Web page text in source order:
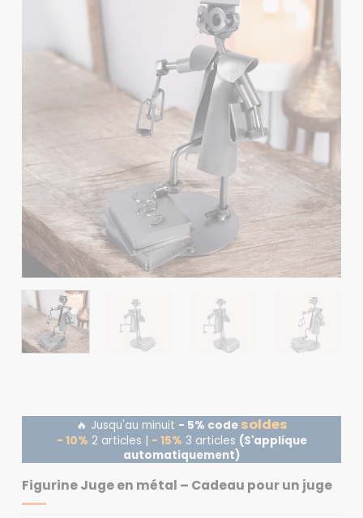
🔥 Jusqu'au minuit - 5% code soldes
- 10% 2 articles | - 15% 3 articles (S'applique
automatiquement)
Figurine Juge en métal – Cadeau pour un juge